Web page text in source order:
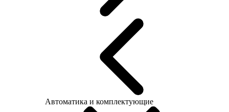
Автоматика и комплектующие